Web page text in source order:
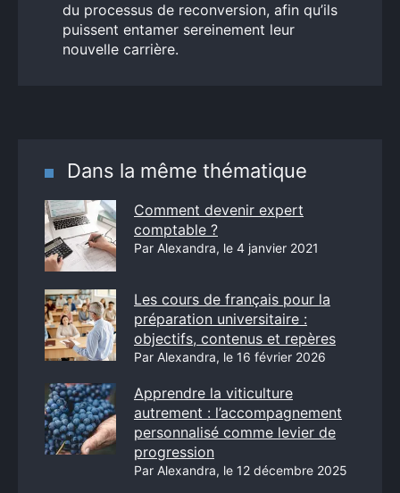
du processus de reconversion, afin qu’ils
puissent entamer sereinement leur
nouvelle carrière.
Dans la même thématique
Comment devenir expert
comptable ?
Par Alexandra, le 4 janvier 2021
Les cours de français pour la
préparation universitaire :
objectifs, contenus et repères
Par Alexandra, le 16 février 2026
Apprendre la viticulture
autrement : l’accompagnement
personnalisé comme levier de
progression
Par Alexandra, le 12 décembre 2025